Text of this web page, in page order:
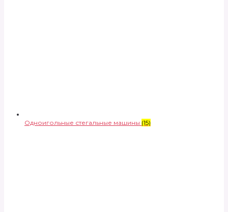
Одноигольные стегальные машины (15)